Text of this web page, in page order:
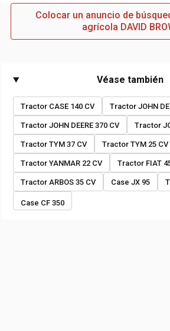
Colocar un anuncio de
agrícola DAVID
Véase también
Tractor CASE 140 CV Tractor JOHN
Tractor JOHN DEERE 370 CV Tractor
Tractor TYM 37 CV Tractor TYM 25 CV
Tractor YANMAR 22 CV Tractor FIAT
Tractor ARBOS 35 CV Case JX 95
Case CF 350